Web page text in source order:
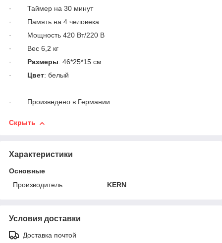
· Таймер на 30 минут
· Память на 4 человека
· Мощность 420 Вт/220 В
· Вес 6,2 кг
· Размеры: 46*25*15 см
· Цвет: белый
· Произведено в Германии
Скрыть
Характеристики
Основные
Производитель
KERN
Условия доставки
Доставка почтой